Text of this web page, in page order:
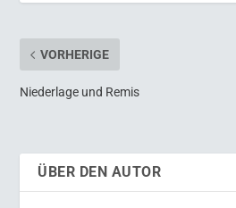
VORHERIGE
Niederlage und Remis
ÜBER DEN AUTOR